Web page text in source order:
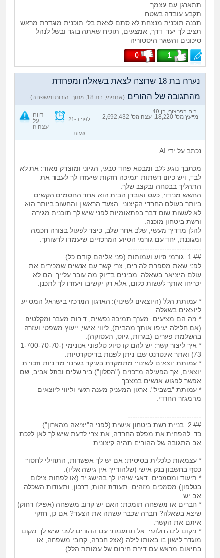
תתארגן עם עצמך
תקבע עובדה בשטח
תבנה תוכנית מנצחת לא סתם לצאת בלי תוכנית מוגדרת מראש
תציב לך יעד, דרך, אמצעים, תוכיח שאתה בוגר ובשל לנהל
סיכונים והשאר היסטוריה
1
0
נערה בת 18 שרוצה לצאת בשאלה ומפחדת
מהתגובה של ההורים (אנונימי, בת 18, מתוך: הורות ומשפחה)
בום בפרצוף, בן 49
מייעץ מס' 18,220, עצה מס' 2,692,432
דווח
על
עצה זו
לפני כ-21
שעות
נכתב על ידי AI
מכתבך נוגע ללב ומבטא פחד טבעי, הגיוני ומוצדק מאוד: את לא
לבד, ויש כיום רשתות תמיכה חזקות שיעזרו לך לעבור את
התהליך בבטחה ובקצב שלך.
החשש מנידוי, כעס ואובדן הבית הוא אחד החסמים הקשים
ביותר בעולם החרדי הקיצוני. הצעד הראשון והחשוב ביותר הוא
לא לעשות שום דבר בפתאומיות לפני שיש לך תוכנית מגירה
ורשת ביטחון מוכנה.
להלן מדריך מעשי, שלב אחר שלב, כיצד לפעול בצורה חכמה
ומגוננת, יחד עם גורמי הסיוע המרכזיים שיעמדו לרשותך.
------------------------------
## 1. גורמי סיוע ועמותות (פני אליהם קודם כל)
לפני שאת מספרת להורים, צרי קשר עם אנשים שמכירים את
עולם היציאה בשאלה ומבינים בדיוק מה עובר עלייך. הם לא
יכריחו אותך לעשות כלום, אלא רק יקשיבו ויעזרו לך לתכנן.
* עמותת הלל (היוצאים לשינוי): הארגון המרכזי בישראל המסייע
ליוצאים בשאלה.
* מה הם מציעים: מערך תמיכה נפשית, דירות מעבר ומקלטים
(אם חלילה יעיפו אותך מהבית), ליווי אישי, ייעוץ משפטי ועזרה
בהשלמת פערים (בגרות, גיוס, תעסוקה).
* איך ליצור קשר: יש להם קו סיוע טלפוני אנונימי (1-700-70-70-
73) ואתר אינטרנט שבו ניתן לפנות בדיסקרטיות.
* עמותת יוצאים לשינוי: מתמקדת בעיקר בשינוי מדיניות וזכויות
יוצאים, אך מפעילה מרכזים ("הסלון") בירושלים ובתל אביב, שם
אפשר לפגוש אנשים במצבך.
* עמותת "בשביל": ארגון המעניק מענה רגשי וליווי ליוצאים
מהמגזר החרדי.
------------------------------
## 2. בניית רשת ביטחון אישית (לפני ה"יציאה מהארון")
כדי להפחית את מפלס החרדה, את צרי לדעת שיש לך לאן ללכת
אם התגובה של ההורים תהיה קיצונית:
* עצמאות כלכלית בסיסית: אם יש לך אפשרות, התחילי לחסוך
כסף בחשבון בנק אישי (שלהורייך אין גישה אליו).
* תיעוד ומסמכים: דאגי שיהיו לך בהישג יד (או לפחות צילום
בטלפון) מסמכים מזהים: תעודת זהות, דרכון, ותעודות השכלה
אם יש.
* חברים או משפחה תומכת: האם יש קרוב משפחה (אפילו רחוק)
שיצא בשאלה? חברה שכבר עשתה את הצעד? אם כן, חזקי
איתם את הקשר.
* מקום לינה חלופי: אל תתעמתי עם ההורים לפני שיש לך מקום
מוגדר לישון בו באותו לילה (אצל חברה, קרובי משפחה, או
בתיאום מראש עם דירת חירום של עמותת הלל).